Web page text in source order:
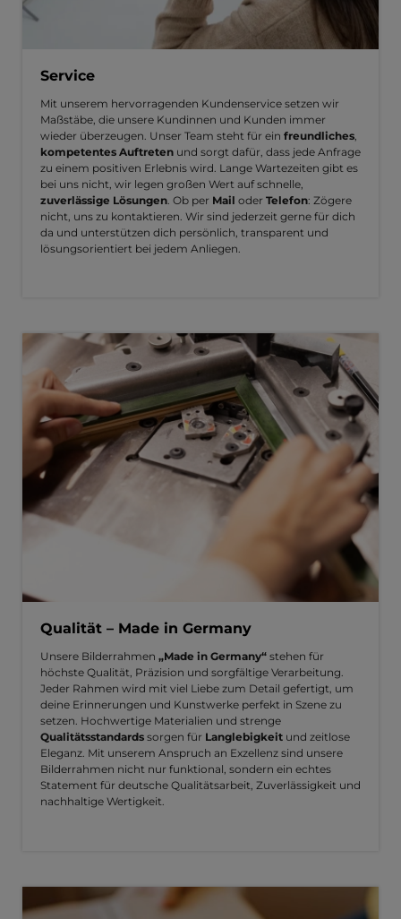
Service
Mit unserem hervorragenden Kundenservice setzen wir
Maßstäbe, die unsere Kundinnen und Kunden immer
wieder überzeugen. Unser Team steht für ein freundliches
kompetentes Auftreten und sorgt dafür, dass jede Anfrage
zu einem positiven Erlebnis wird. Lange Wartezeiten gibt es
bei uns nicht, wir legen großen Wert auf schnelle,
zuverlässige Lösungen . Ob per Mail oder Telefon: Zögere
nicht, uns zu kontaktieren. Wir sind jederzeit gerne für dich
da und unterstützen dich persönlich, transparent und
lösungsorientiert bei jedem Anliegen.
Qualität – Made in Germany
Unsere Bilderrahmen „Made in Germany“ stehen für
höchste Qualität, Präzision und sorgfältige Verarbeitung.
Jeder Rahmen wird mit viel Liebe zum Detail gefertigt, um
deine Erinnerungen und Kunstwerke perfekt in Szene zu
setzen. Hochwertige Materialien und strenge
Qualitätsstandards sorgen für Langlebigkeit und zeitlose
Eleganz. Mit unserem Anspruch an Exzellenz sind unsere
Bilderrahmen nicht nur funktional, sondern ein echtes
Statement für deutsche Qualitätsarbeit, Zuverlässigkeit und
nachhaltige Wertigkeit.